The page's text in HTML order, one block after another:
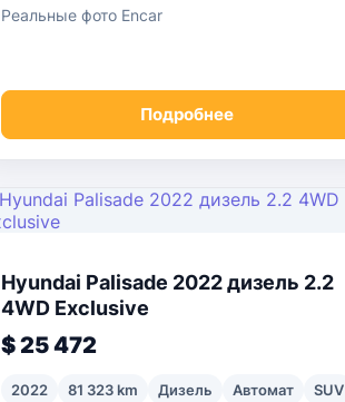
Реальные фото Encar
Подробнее
Hyundai Palisade 2022 дизель 2.2
4WD Exclusive
$ 25 472
2022 81 323 km Дизель Автомат
SUV